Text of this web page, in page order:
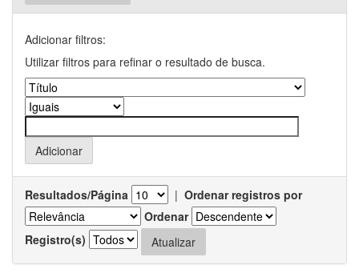
Adicionar filtros:
Utilizar filtros para refinar o resultado de busca.
Resultados/Página | Ordenar registros por
Ordenar
Registro(s)